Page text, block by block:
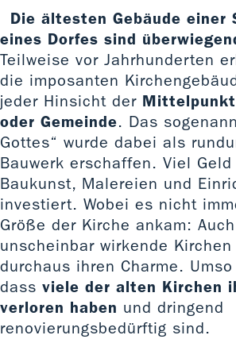
Die ältesten Gebäude einer
eines Dorfes sind
Teilweise vor Jahrhunderten
die imposanten
jeder Hinsicht der Mittelpunkt
oder Gemeinde. Das
Gottes“ wurde dabei als
Bauwerk erschaffen. Viel Geld
Baukunst, Malereien und
investiert. Wobei es nicht
Größe der Kirche ankam:
unscheinbar wirkende Kirchen
durchaus ihren Charme.
dass viele der alten Kirchen
verloren haben und dringend
renovierungsbedürftig sind.